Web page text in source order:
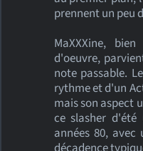
prennent un peu
MaXXXine,
d'oeuvre,
note passable.
rythme et d'un
mais son aspect
ce slasher
années 80,